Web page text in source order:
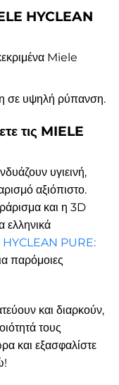
HYCLEAN
Miele
σε υψηλή ρύπανση.
τις MIELE
υγιεινή,
αξιόπιστο.
και η 3D
ελληνικά
PURE:
παρόμοιες
και διαρκούν,
τους
και εξασφαλίστε